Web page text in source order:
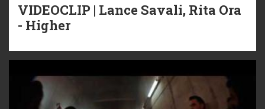
VIDEOCLIP | Lance Savali, Rita Ora
- Higher